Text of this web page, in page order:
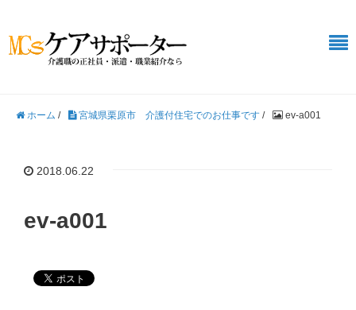
ホーム / 宮城県栗原市 介護付住宅でのお仕事です / ev-a001
2018.06.22
ev-a001